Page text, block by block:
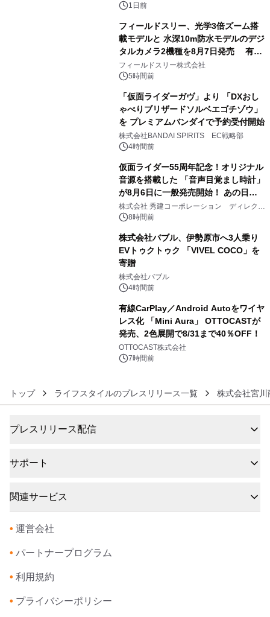
1日前
フィールドスリー、光学3倍ズーム搭
載モデルと 水深10m防水モデルのデジ
タルカメラ2機種を8月7日発売 有効
約1300万画素、用途別に選べるコンデ
ジ新登場
フィールドスリー株式会社
5時間前
「仮面ライダーガヴ」より 「DXおし
ゃべりブリザードソルベエゴチゾウ」
を プレミアムバンダイで予約受付開始
株式会社BANDAI SPIRITS EC戦略部
4時間前
仮面ライダー55周年記念！オリジナル
音源を搭載した 「音声目覚まし時計」
が8月6日に一般発売開始！ あの日の
大興奮が今甦る
株式会社 秀建コーポレーション ディレクト
アートギャラリー
8時間前
株式会社バブル、伊勢原市へ3人乗り
EVトゥクトゥク 「VIVEL COCO」を
寄贈
株式会社バブル
4時間前
有線CarPlay／Android Autoをワイヤ
レス化 「Mini Aura」 OTTOCASTが
発売、2色展開で8/31まで40％OFF！
OTTOCAST株式会社
7時間前
トップ ライフスタイルのプレスリリース一覧 株式会社宮川
プレスリリース配信
サポート
関連サービス
• 運営会社
• パートナープログラム
• 利用規約
• プライバシーポリシー